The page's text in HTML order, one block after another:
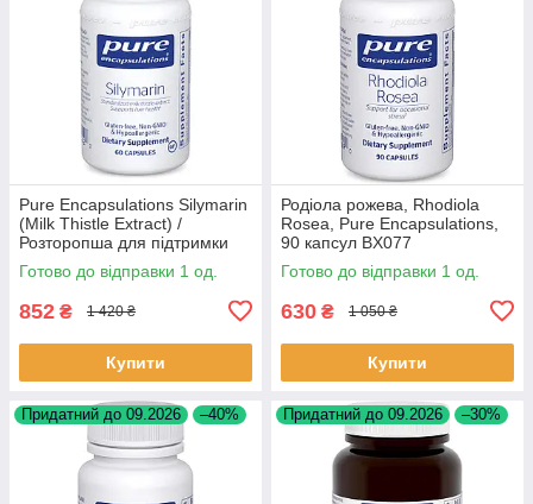
Pure Encapsulations Silymarin
(Milk Thistle Extract) /
Розторопша для підтримки
печінки 60 капсул BX074
Готово до відправки 1 од.
852 ₴ 1 420 ₴
Купити
Родіола рожева, Rhodiola
Rosea, Pure Encapsulations,
90 капсул BX077
Готово до відправки 1 од.
630 ₴ 1 050 ₴
Купити
Придатний до 09.2026 –40% Придатний до 09.2026 –30%